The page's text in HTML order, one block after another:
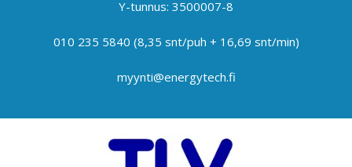
Y-tunnus: 3500007-8
010 235 5840 (8,35 snt/puh + 16,69 snt/min)
myynti@energytech.fi